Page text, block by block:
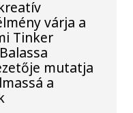
várja a
Tinker
mutatja
a